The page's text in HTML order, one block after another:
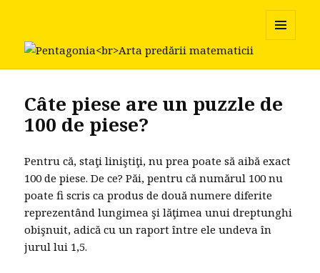
WIDGETS
Câte piese are un puzzle de
100 de piese?
Pentru că, staţi liniştiţi, nu prea poate să aibă exact
100 de piese. De ce? Păi, pentru că numărul 100 nu
poate fi scris ca produs de două numere diferite
reprezentând lungimea şi lăţimea unui dreptunghi
obişnuit, adică cu un raport între ele undeva în
jurul lui 1,5.